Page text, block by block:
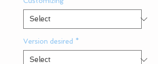
Version desired *